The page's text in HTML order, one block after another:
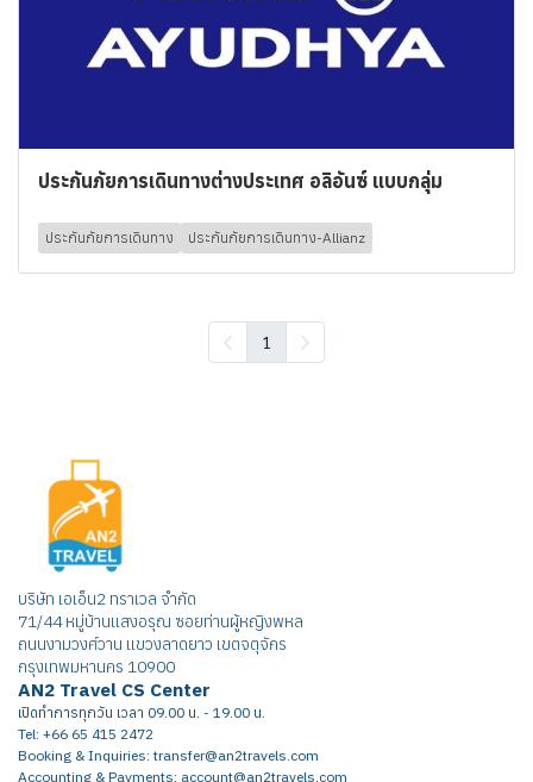
ประกันภัยการเดินทางต่างประเทศ อลิอันซ์ แบบกลุ่ม
ประกันภัยการเดินทาง ประกันภัยการเดินทาง-Allianz
1
บริษัท เอเอ็น2 ทราเวล จำกัด
71/44 หมู่บ้านแสงอรุณ ซอยท่านผู้หญิงพหล
ถนนงามวงศ์วาน แขวงลาดยาว เขตจตุจักร
กรุงเทพมหานคร 10900
AN2 Travel CS Center
เปิดทำการทุกวัน เวลา 09.00 น. - 19.00 น.
Tel: +66 65 415 2472
Booking & Inquiries: transfer@an2travels.com
Accounting & Payments: account@an2travels.com